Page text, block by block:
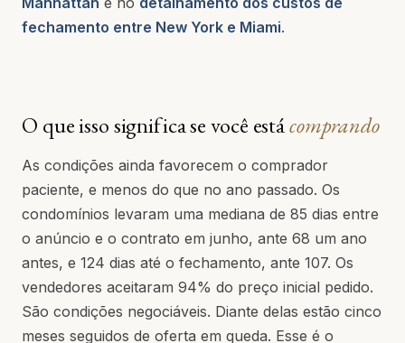
fechamento entre New York e Miami.
O que isso significa se você estácomprando
As condições ainda favorecem o comprador
paciente, e menos do que no ano passado. Os
condomínios levaram uma mediana de 85 dias entre
o anúncio e o contrato em junho, ante 68 um ano
antes, e 124 dias até o fechamento, ante 107. Os
vendedores aceitaram 94% do preço inicial pedido.
São condições negociáveis. Diante delas estão cinco
meses seguidos de oferta em queda. Esse é o